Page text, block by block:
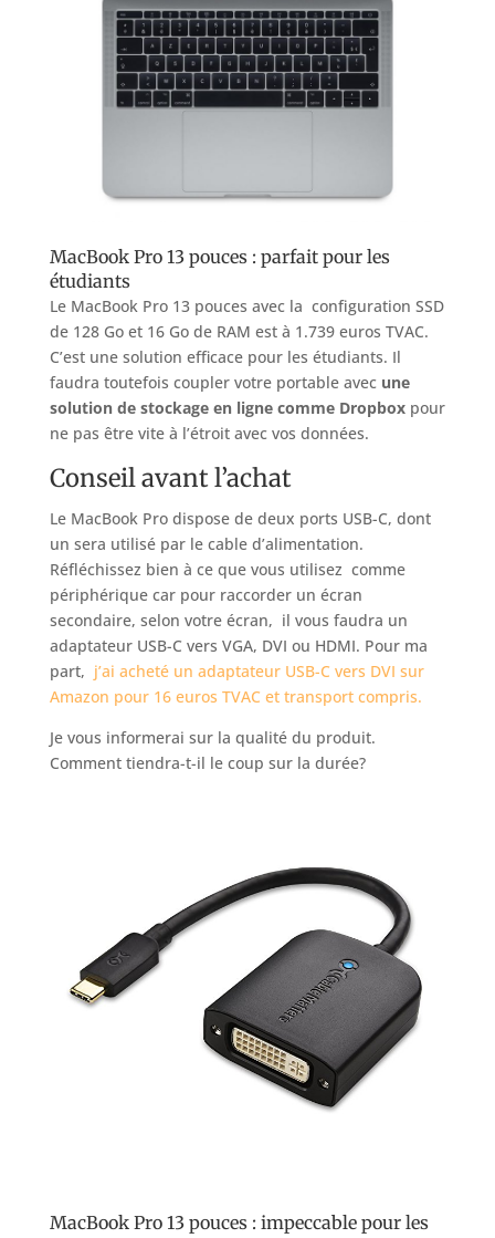
MacBook Pro 13 pouces : parfait pour les
étudiants
Le MacBook Pro 13 pouces avec la configuration SSD
de 128 Go et 16 Go de RAM est à 1.739 euros TVAC.
C’est une solution efficace pour les étudiants. Il
faudra toutefois coupler votre portable avec une
solution de stockage en ligne comme Dropboxpour
ne pas être vite à l’étroit avec vos données.
Conseil avant l’achat
Le MacBook Pro dispose de deux ports USB-C, dont
un sera utilisé par le cable d’alimentation.
Réfléchissez bien à ce que vous utilisez comme
périphérique car pour raccorder un écran
secondaire, selon votre écran, il vous faudra un
adaptateur USB-C vers VGA, DVI ou HDMI. Pour ma
part, j’ai acheté un adaptateur USB-C vers DVI sur
Amazon pour 16 euros TVAC et transport compris.
Je vous informerai sur la qualité du produit.
Comment tiendra-t-il le coup sur la durée?
MacBook Pro 13 pouces : impeccable pour les